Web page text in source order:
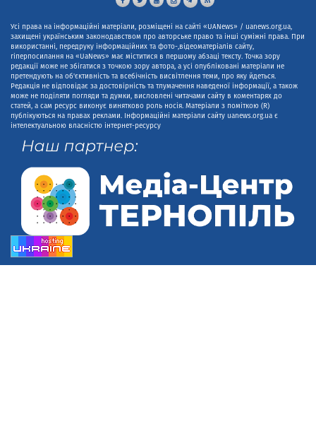
Усі права на інформаційні матеріали, розміщені на сайті «UANews» / uanews.org.ua,
захищені українським законодавством про авторське право та інші суміжні права. При
використанні, передруку інформаційних та фото-,відеоматеріалів сайту,
гіперпосилання на «UaNews» має міститися в першому абзаці тексту. Точка зору
редакції може не збігатися з точкою зору автора, а усі опубліковані матеріали не
претендують на об'єктивність та всебічність висвітлення теми, про яку йдеться.
Редакція не відповідає за достовірність та тлумачення наведеної інформації, а також
може не поділяти погляди та думки, висловлені читачами сайту в коментарях до
статей, а сам ресурс виконує винятково роль носія. Матеріали з поміткою (R)
публікуються на правах реклами. Інформаційні матеріали сайту uanews.org.ua є
інтелектуальною власністю інтернет-ресурсу